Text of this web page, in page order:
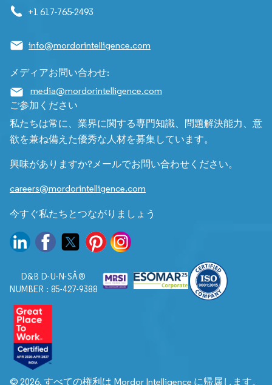
+1 617-765-2493
info@mordorintelligence.com
メディアお問い合わせ:
media@mordorintelligence.com
ご参加ください
私たちは常に、業界に関する専門知識、問題解決能力、意
欲を兼ね備えた優秀な人材を募集しています。
興味がありますか?メールでお問い合わせください。
careers@mordorintelligence.com
今すぐ私たちとつながりましょう
D&B D-U-N-SÂ®
NUMBER : 85-427-9388
© 2026. すべての権利は Mordor Intelligence に帰属します。